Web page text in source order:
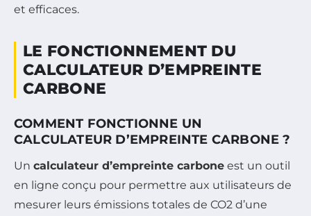
et efficaces.
LE FONCTIONNEMENT DU
CALCULATEUR D’EMPREINTE
CARBONE
COMMENT FONCTIONNE UN
CALCULATEUR D’EMPREINTE CARBONE ?
Un calculateur d’empreinte carbone est un outil
en ligne conçu pour permettre aux utilisateurs de
mesurer leurs émissions totales de CO2 d’une